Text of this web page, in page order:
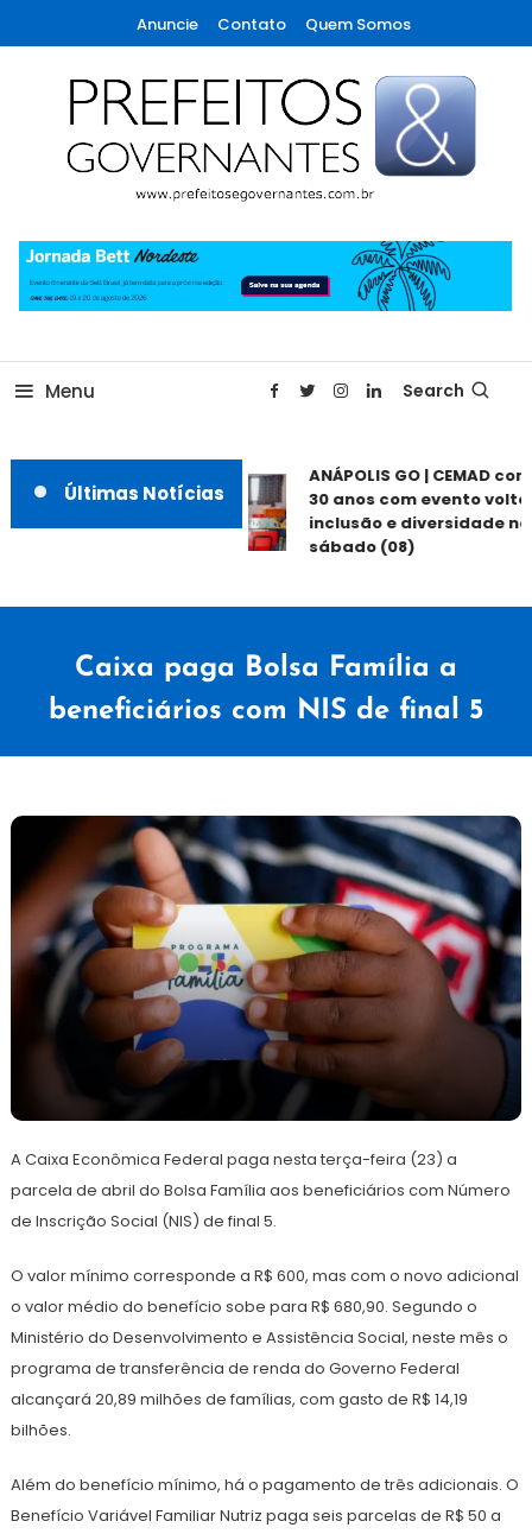
To
Content
Anuncie Contato Quem Somos
Prefeitos & Governantes
Menu Search
Últimas Notícias
ANÁPOLIS GO | CEMAD
30 anos com evento
inclusão e diversidade
sábado (08)
Caixa paga Bolsa Família a
beneficiários com NIS de final 5
abril
de
A Caixa Econômica Federal paga nesta terça-feira (23) a
parcela de abril do Bolsa Família aos beneficiários com Número
de Inscrição Social (NIS) de final 5.
O valor mínimo corresponde a R$ 600, mas com o novo adicional
o valor médio do benefício sobe para R$ 680,90. Segundo o
Ministério do Desenvolvimento e Assistência Social, neste mês o
programa de transferência de renda do Governo Federal
alcançará 20,89 milhões de famílias, com gasto de R$ 14,19
bilhões.
Além do benefício mínimo, há o pagamento de três adicionais. O
Benefício Variável Familiar Nutriz paga seis parcelas de R$ 50 a